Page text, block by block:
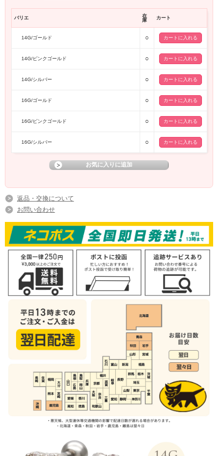
バリエ
在
庫
カート
14G/ゴールド ○
14G/ピンクゴールド ○
14G/シルバー ○
16G/ゴールド ○
16G/ピンクゴールド ○
16G/シルバー ○
返品・交換について
お問い合わせ